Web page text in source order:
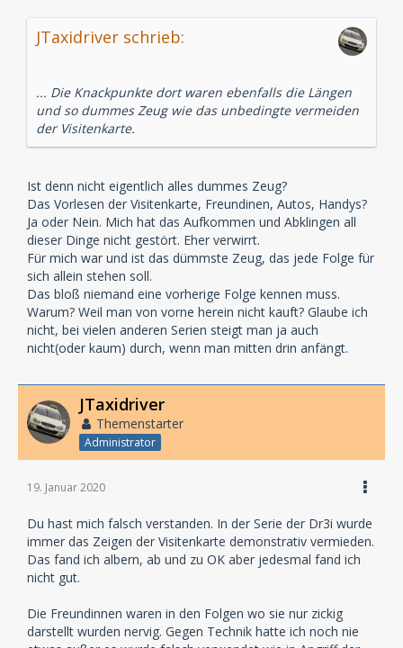
JTaxidriver schrieb:
... Die Knackpunkte dort waren ebenfalls die Längen
und so dummes Zeug wie das unbedingte vermeiden
der Visitenkarte.
Ist denn nicht eigentlich alles dummes Zeug?
Das Vorlesen der Visitenkarte, Freundinen, Autos, Handys?
Ja oder Nein. Mich hat das Aufkommen und Abklingen all
dieser Dinge nicht gestört. Eher verwirrt.
Für mich war und ist das dümmste Zeug, das jede Folge für
sich allein stehen soll.
Das bloß niemand eine vorherige Folge kennen muss.
Warum? Weil man von vorne herein nicht kauft? Glaube ich
nicht, bei vielen anderen Serien steigt man ja auch
nicht(oder kaum) durch, wenn man mitten drin anfängt.
JTaxidriver
Themenstarter
Administrator
19. Januar 2020
Du hast mich falsch verstanden. In der Serie der Dr3i wurde
immer das Zeigen der Visitenkarte demonstrativ vermieden.
Das fand ich albern, ab und zu OK aber jedesmal fand ich
nicht gut.
Die Freundinnen waren in den Folgen wo sie nur zickig
darstellt wurden nervig. Gegen Technik hatte ich noch nie